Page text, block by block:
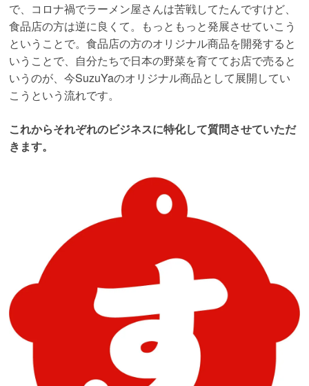
で、コロナ禍でラーメン屋さんは苦戦してたんですけど、
食品店の方は逆に良くて。もっともっと発展させていこう
ということで。食品店の方のオリジナル商品を開発すると
いうことで、自分たちで日本の野菜を育ててお店で売ると
いうのが、今SuzuYaのオリジナル商品として展開してい
こうという流れです。
これからそれぞれのビジネスに特化して質問させていただ
きます。